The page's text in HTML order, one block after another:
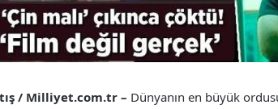
/ Milliyet.com.tr – Dünyanın en büyük